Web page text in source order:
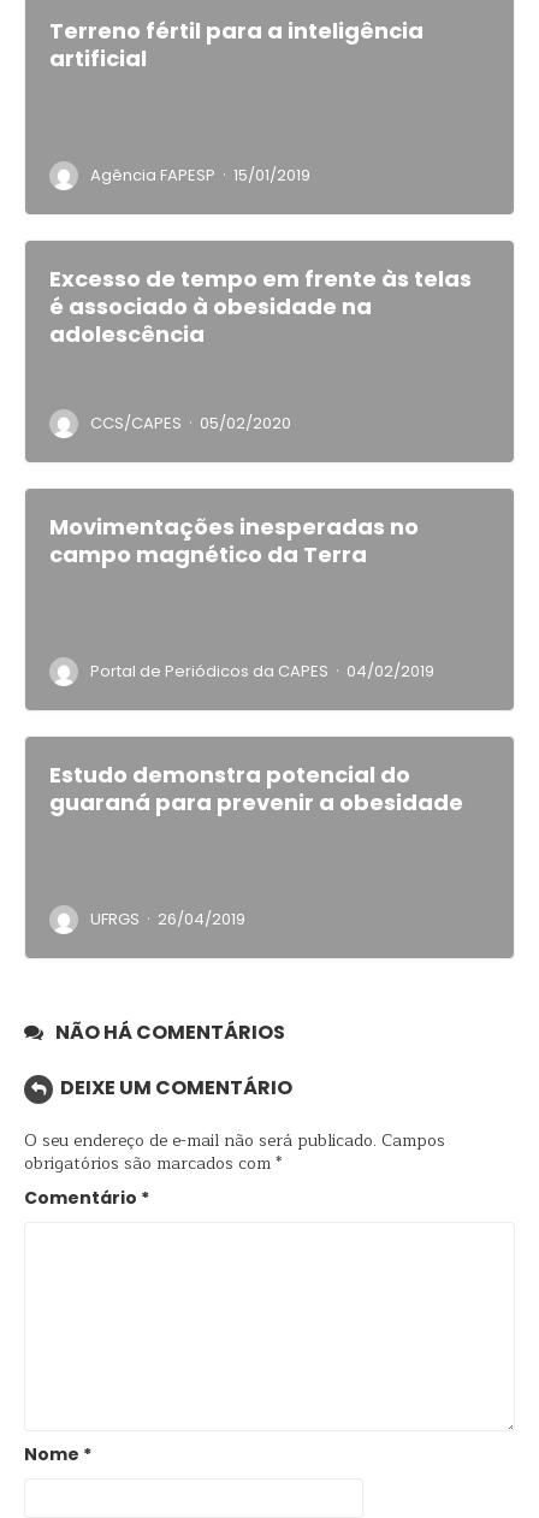
Terreno fértil para a inteligência
artificial
Agência FAPESP · 15/01/2019
Excesso de tempo em frente às telas
é associado à obesidade na
adolescência
CCS/CAPES · 05/02/2020
Movimentações inesperadas no
campo magnético da Terra
Portal de Periódicos da CAPES · 04/02/2019
Estudo demonstra potencial do
guaraná para prevenir a obesidade
UFRGS · 26/04/2019
NÃO HÁ COMENTÁRIOS
DEIXE UM COMENTÁRIO
O seu endereço de e-mail não será publicado. Campos
obrigatórios são marcados com*
Comentário *
Nome *